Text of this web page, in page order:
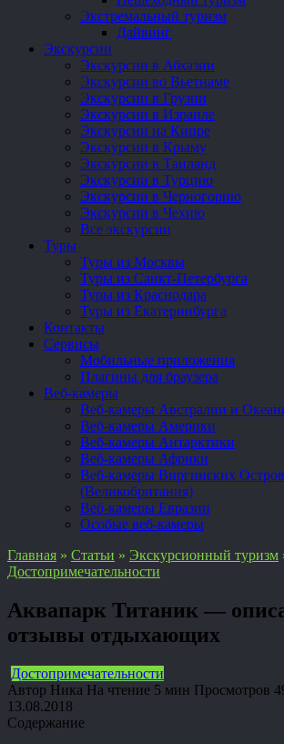
Экстремальный туризм
Дайвинг
Экскурсии
Экскурсии в Абхазии
Экскурсии во Вьетнаме
Экскурсии в Грузии
Экскурсии в Израиле
Экскурсии на Кипре
Экскурсии в Крыму
Экскурсии в Таиланд
Экскурсии в Турцию
Экскурсии в Черногорию
Экскурсии в Чехию
Все экскурсии
Туры
Туры из Москвы
Туры из Санкт-Петербурга
Туры из Краснодара
Туры из Екатеринбурга
Контакты
Сервисы
Мобильные приложения
Плагины для браузера
Веб-камеры
Веб-камеры Австралии и
Веб-камеры Америки
Веб-камеры Антарктики
Веб-камеры Африки
Веб-камеры Виргинских
(Великобритания)
Веб-камеры Евразии
Особые веб-камеры
Главная » Статьи » Экскурсионный туризм
Достопримечательности
Аквапарк Титаник —
отзывы отдыхающих
Достопримечательности
Автор Ника На чтение 5 мин Просмотров
13.08.2018
Содержание